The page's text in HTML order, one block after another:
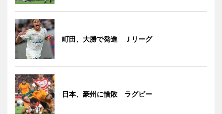
町田、大勝で発進 Ｊリーグ
日本、豪州に惜敗 ラグビー